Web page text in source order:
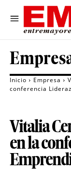
Inicio Empresa
conferencia
Vitalia
en la